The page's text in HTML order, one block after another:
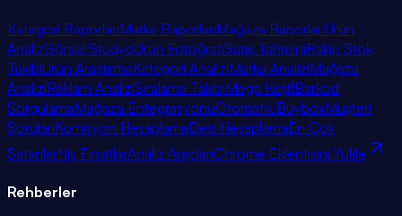
Kategori RaporlarıMarka RaporlarıMağaza RaporlarıÜrün
AnalizGörsel StüdyoÜrün FotoğrafıSatış TahminiRakip Stok
TakibiÜrün AraştırmaKategori AnaliziMarka AnaliziMağaza
AnaliziReklam AnaliziSıralama TakibiMega KeşifBarkod
SorgulamaMağaza EntegrasyonuOtomatik BuyboxMüşteri
SorularıKomisyon HesaplamaDesi HesaplamaEn Çok
SatanlarNiş FırsatlarAnaliz AraçlarıChrome Eklentisini Yükle
Rehberler